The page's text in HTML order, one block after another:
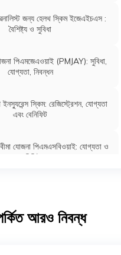
জন্য হেলথ স্কিম ইজেএইচএস :
বৈশিষ্ট্য ও সুবিধা
পিএমজেএওয়াই (PMJAY): সুবিধা,
যোগ্যতা, নিবন্ধন
ইনস্যুরেন্স স্কিম: রেজিস্ট্রেশন, যোগ্যতা
এবং বেনিফিট
বীমা যোজনা পিএমএসবিওয়াই: যোগ্যতা ও
বেনিফিট
আরও নিবন্ধ